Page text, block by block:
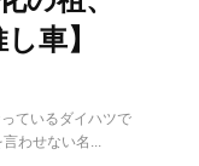
車】
ているダイハツで
わせない名...